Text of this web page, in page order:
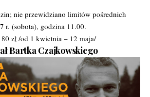
nie przewidziano limitów pośrednich
r. (sobota), godzina 11.00.
zł /od 1 kwietnia – 12 maja/
Bartka Czajkowskiego